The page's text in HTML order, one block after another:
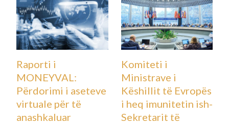
Raporti i
MONEYVAL:
Përdorimi i aseteve
virtuale për të
anashkaluar
Komiteti i
Ministrave i
Këshillit të Evropës
i heq imunitetin ish-
Sekretarit të